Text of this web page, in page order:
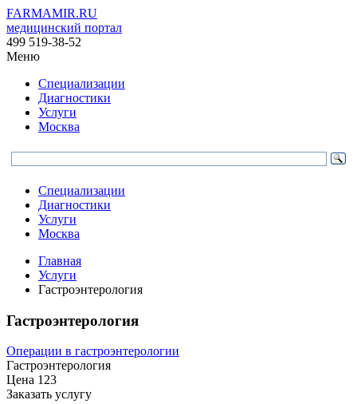
FARMAMIR.RU
медицинский портал
499 519-38-52
Меню
Специализации
Диагностики
Услуги
Москва
Специализации
Диагностики
Услуги
Москва
Главная
Услуги
Гастроэнтерология
Гастроэнтерология
Операции в гастроэнтерологии
Гастроэнтерология
Цена 123
Заказать услугу